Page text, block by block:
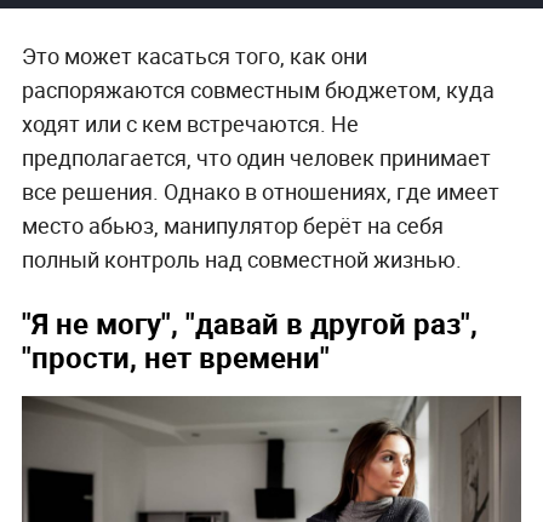
Это может касаться того, как они
распоряжаются совместным бюджетом, куда
ходят или с кем встречаются. Не
предполагается, что один человек принимает
все решения. Однако в отношениях, где имеет
место абьюз, манипулятор берёт на себя
полный контроль над совместной жизнью.
"Я не могу", "давай в другой раз",
"прости, нет времени"